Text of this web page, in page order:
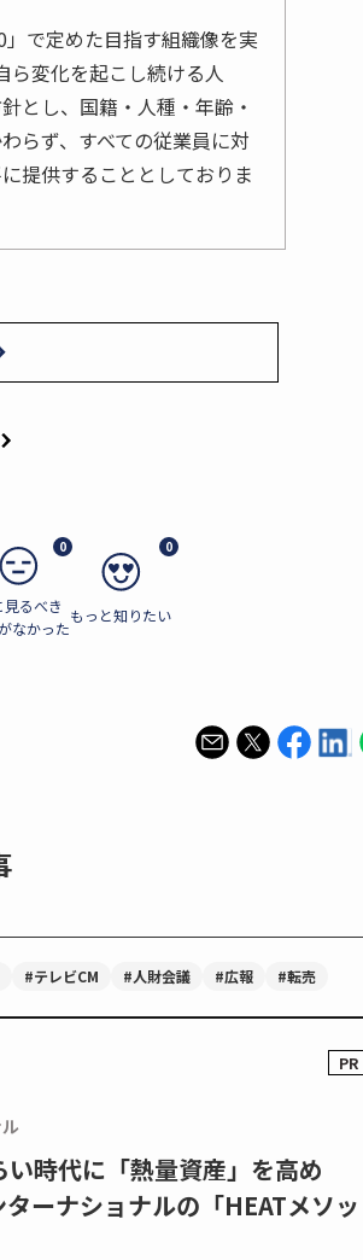
で定めた目指す組織像を実
ら変化を起こし続ける人
とし、国籍・人種・年齢・
らず、すべての従業員に対
提供することとしておりま
0
見るべき
なかった
0
もっと知りたい
#テレビCM #人財会議 #広報 #転売
時代に「熱量資産」を高め
ーナショナルの「HEATメソッ